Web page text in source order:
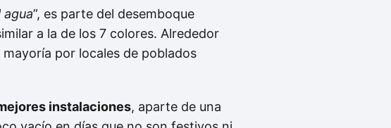
”, es parte del desemboque
a la de los 7 colores. Alrededor
por locales de poblados
instalaciones, aparte de una